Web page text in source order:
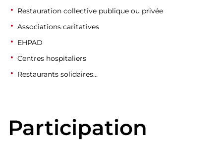
Restauration collective publique ou privée
Associations caritatives
EHPAD
Centres hospitaliers
Restaurants solidaires…
Participation